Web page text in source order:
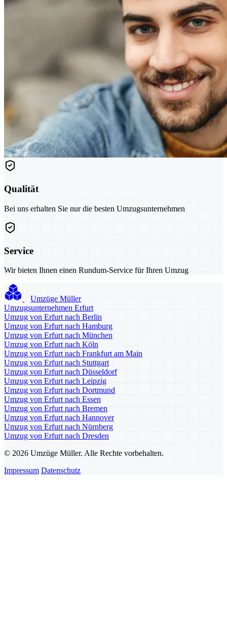
Qualität
Bei uns erhalten Sie nur die besten Umzugsunternehmen
Service
Wir bieten Ihnen einen Rundum-Service für Ihren Umzug
Umzüge Müller
Umzugsunternehmen Erfurt
Umzug von Erfurt nach Berlin
Umzug von Erfurt nach Hamburg
Umzug von Erfurt nach München
Umzug von Erfurt nach Köln
Umzug von Erfurt nach Frankfurt am Main
Umzug von Erfurt nach Stuttgart
Umzug von Erfurt nach Düsseldorf
Umzug von Erfurt nach Leipzig
Umzug von Erfurt nach Dortmund
Umzug von Erfurt nach Essen
Umzug von Erfurt nach Bremen
Umzug von Erfurt nach Hannover
Umzug von Erfurt nach Nürnberg
Umzug von Erfurt nach Dresden
© 2026 Umzüge Müller. Alle Rechte vorbehalten.
Impressum Datenschutz